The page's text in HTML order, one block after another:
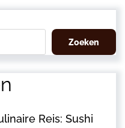
Zoeken
Reis: Sushi